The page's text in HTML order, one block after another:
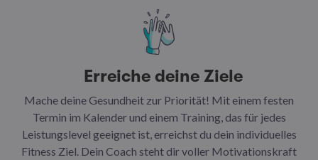
Erreiche deine Ziele
Mache deine Gesundheit zur Priorität! Mit einem festen
Termin im Kalender und einem Training, das für jedes
Leistungslevel geeignet ist, erreichst du dein individuelles
Fitness Ziel. Dein Coach steht dir voller Motivationskraft